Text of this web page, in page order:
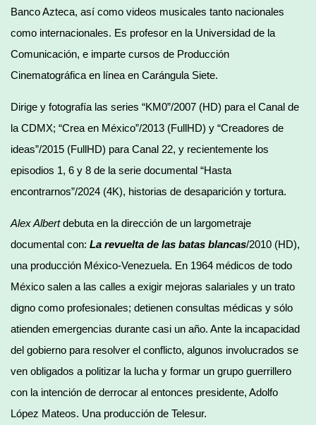
Banco Azteca, así como videos musicales tanto nacionales
como internacionales. Es profesor en la Universidad de la
Comunicación, e imparte cursos de Producción
Cinematográfica en línea en Carángula Siete.
Dirige y fotografía las series “KM0”/2007 (HD) para el Canal de
la CDMX; “Crea en México”/2013 (FullHD) y “Creadores de
ideas”/2015 (FullHD) para Canal 22, y recientemente los
episodios 1, 6 y 8 de la serie documental “Hasta
encontrarnos”/2024 (4K), historias de desaparición y tortura.
Alex Albertdebuta en la dirección de un largometraje
documental con: La revuelta de las batas blancas/2010 (HD),
una producción México-Venezuela. En 1964 médicos de todo
México salen a las calles a exigir mejoras salariales y un trato
digno como profesionales; detienen consultas médicas y sólo
atienden emergencias durante casi un año. Ante la incapacidad
del gobierno para resolver el conflicto, algunos involucrados se
ven obligados a politizar la lucha y formar un grupo guerrillero
con la intención de derrocar al entonces presidente, Adolfo
López Mateos. Una producción de Telesur.